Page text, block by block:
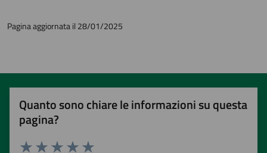
Pagina aggiornata il 28/01/2025
Quanto sono chiare le informazioni su questa
pagina?